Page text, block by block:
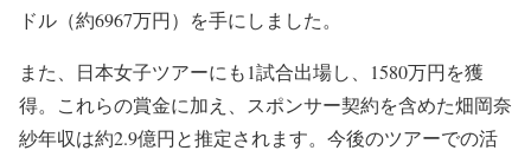
ドル（約6967万円）を手にしました。
また、日本女子ツアーにも1試合出場し、1580万円を獲
得。これらの賞金に加え、スポンサー契約を含めた畑岡奈
紗年収は約2.9億円と推定されます。今後のツアーでの活